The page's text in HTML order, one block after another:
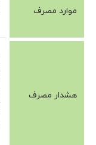
موارد مصرف
هشدار مصرف